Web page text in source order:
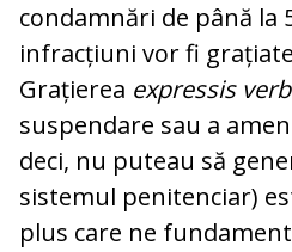
condamnări de până la
infracțiuni vor fi
Grațierea expressis
suspendare sau a
deci, nu puteau să
sistemul penitenciar)
plus care ne